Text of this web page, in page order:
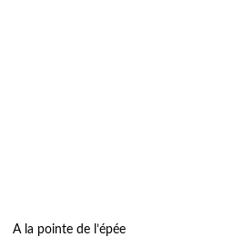
A la pointe de l’épée